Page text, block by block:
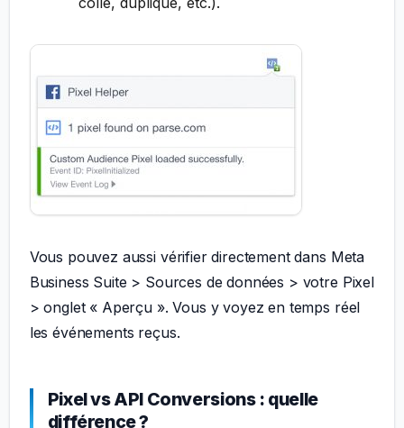
Vous pouvez aussi vérifier directement dans Meta
Business Suite > Sources de données > votre Pixel
> onglet « Aperçu ». Vous y voyez en temps réel
les événements reçus.
Pixel vs API Conversions : quelle
différence ?